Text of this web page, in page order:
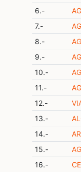
6.-
7.-
8.-
9.-
10.-
11.-
12.-
13.-
14.-
15.-
16.-